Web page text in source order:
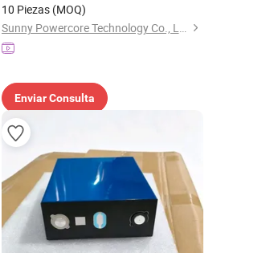
10 Piezas (MOQ)
Sunny Powercore Technology Co., Ltd.
Enviar Consulta